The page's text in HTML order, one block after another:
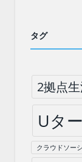
タグ
2拠点
Uタ
クラウドソー